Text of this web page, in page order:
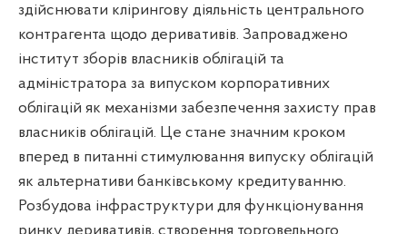
здійснювати клірингову діяльність центрального
контрагента щодо деривативів. Запроваджено
інститут зборів власників облігацій та
адміністратора за випуском корпоративних
облігацій як механізми забезпечення захисту прав
власників облігацій. Це стане значним кроком
вперед в питанні стимулювання випуску облігацій
як альтернативи банківському кредитуванню.
Розбудова інфраструктури для функціонування
ринку деривативів, створення торговельного